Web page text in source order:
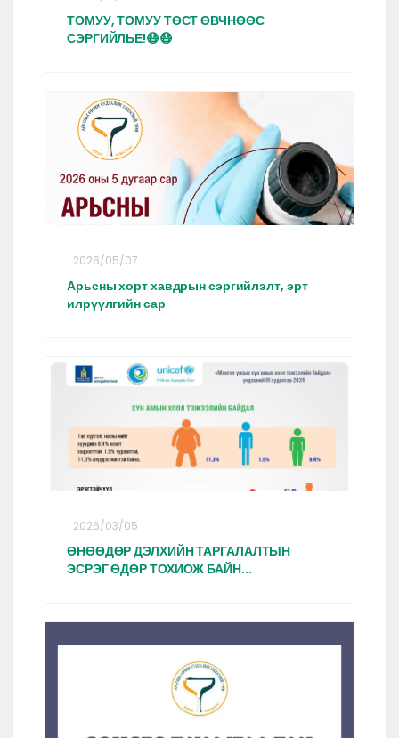
ТОМУУ, ТОМУУ ТӨСТ ӨВЧНӨӨС
СЭРГИЙЛЬЕ!😷😷
2026/05/07
Арьсны хорт хавдрын сэргийлэлт, эрт
илрүүлгийн сар
2026/03/05
ӨНӨӨДӨР ДЭЛХИЙН ТАРГАЛАЛТЫН
ЭСРЭГ ӨДӨР ТОХИОЖ БАЙН...